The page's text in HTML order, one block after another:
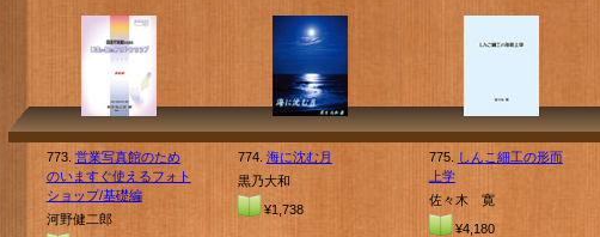
773. 営業写真館のため
のいますぐ使えるフォト
ショップ/基礎編
河野健二郎
774. 海に沈む月
黒乃大和
¥1,738
775.
しんこ細工の形而
上学
佐々木 寛
¥4,180